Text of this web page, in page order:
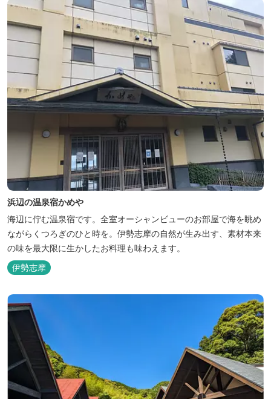
浜辺の温泉宿かめや
海辺に佇む温泉宿です。全室オーシャンビューのお部屋で海を眺め
ながらくつろぎのひと時を。伊勢志摩の自然が生み出す、素材本来
の味を最大限に生かしたお料理も味わえます。
伊勢志摩